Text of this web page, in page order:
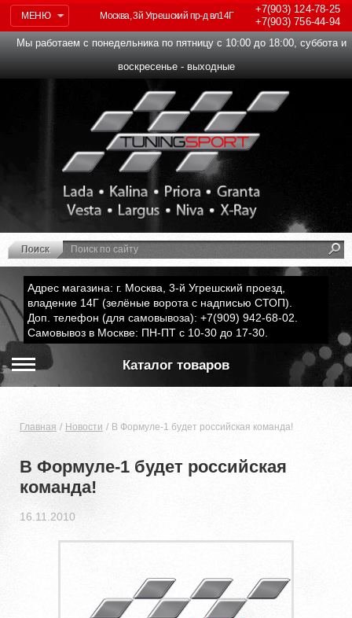
МЕНЮ
+7(903)124-78-25
+7(903)756-44-94
Москва, 3й Угрешский пр-д вл14Г
Мы работаем с понедельника по пятницу с 10:00 до 18:00, суббота и
воскресенье - выходные
Адрес магазина: г. Москва, 3-й Угрешский проезд,
владение 14Г (зелёные ворота с надписью СТОП).
Доп. телефон (для самовывоза): +7(909) 942-68-02.
Самовывоз в Москве: ПН-ПТ с 10-30 до 17-30.
Каталог товаров
Главная Новости В Формуле-1 будет российская команда!
В Формуле-1 будет российская
команда!
16.11.2010